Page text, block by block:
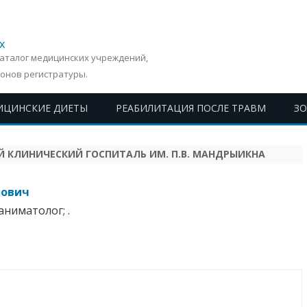
медицинских учреждений,
регистратуры.
ДИЕТЫ РЕАБИЛИТАЦИЯ ПОСЛЕ ТРАВМ
Перейти
содержимому
КЛИНИЧЕСКИЙ ГОСПИТАЛЬ ИМ. П.В. МАНДРЫИКНА
.